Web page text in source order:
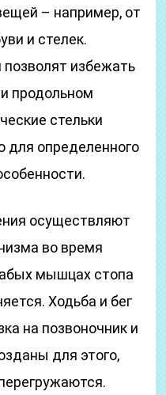
– например, от
и стелек.
позволят избежать
продольном
стельки
для определенного
осуществляют
во время
мышцах стопа
Ходьба и бег
на позвоночник и
для этого,